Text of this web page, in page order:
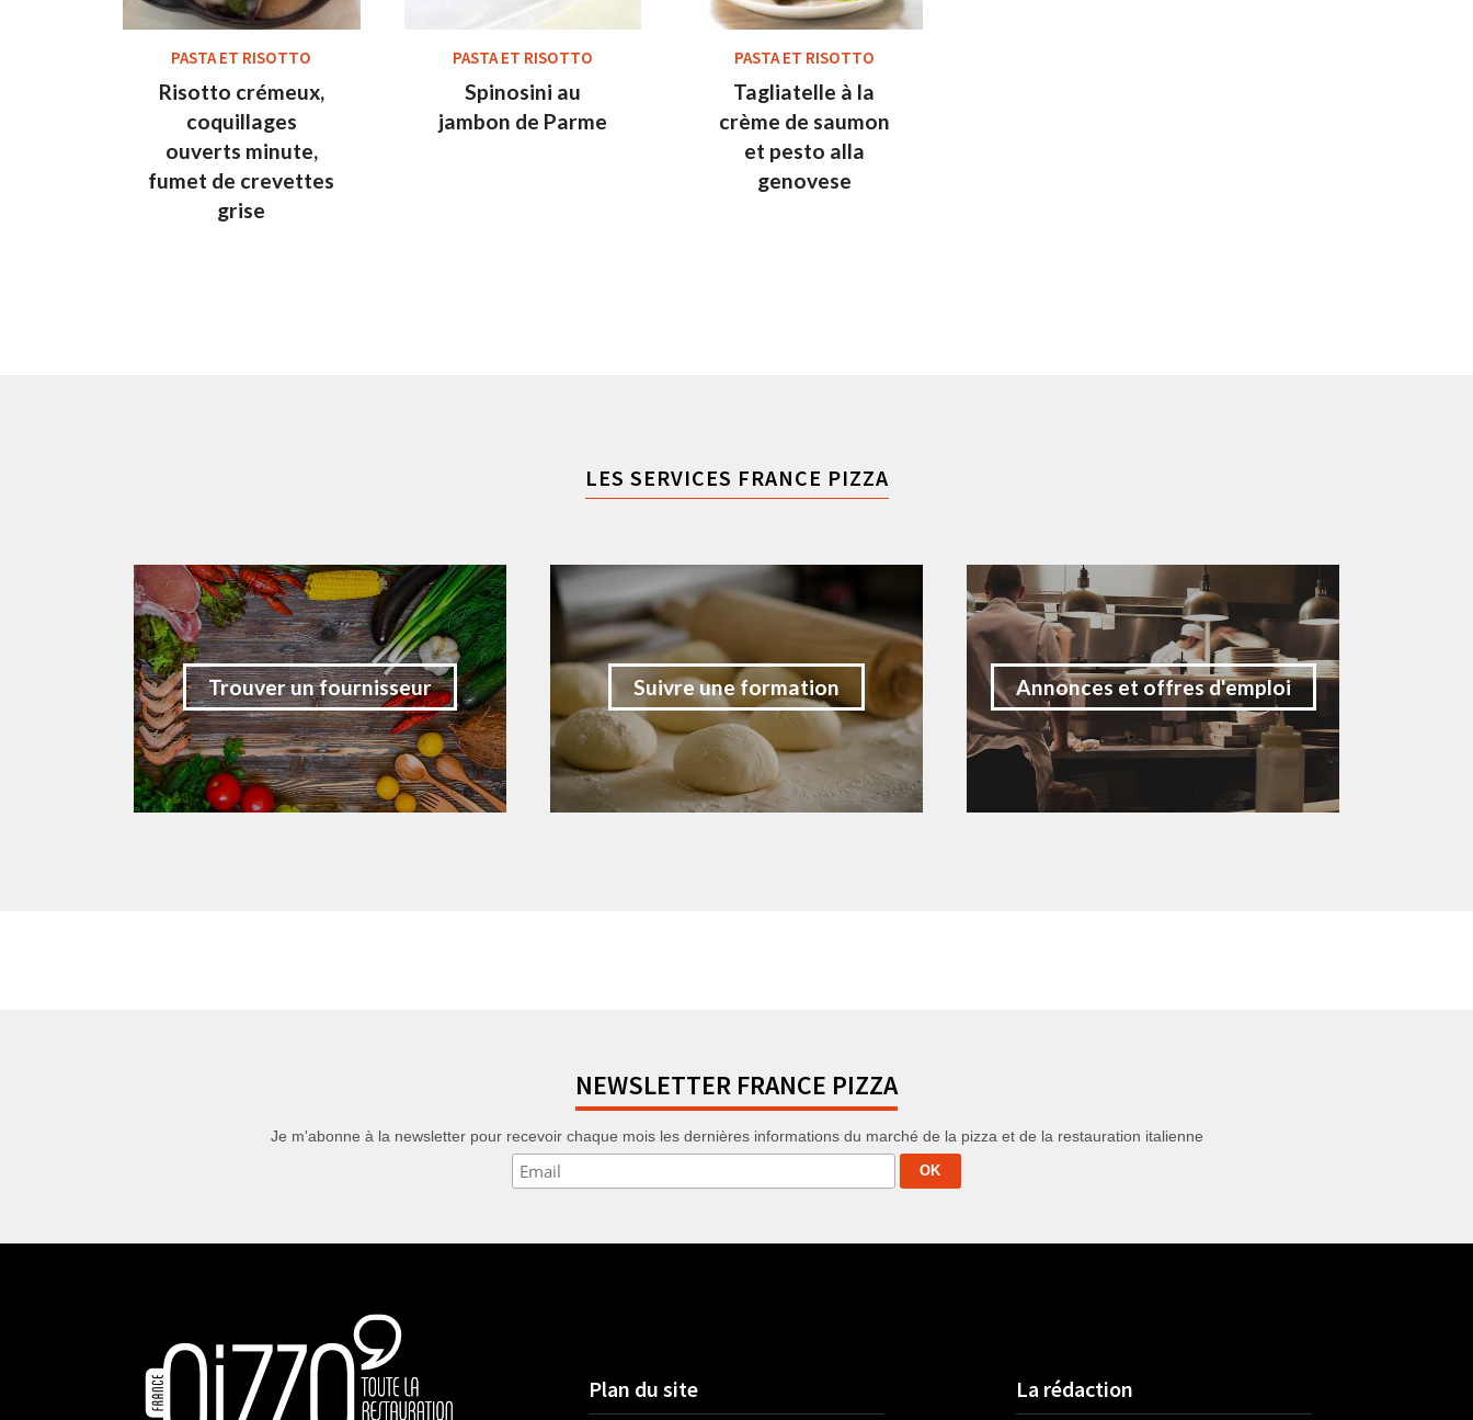
PASTA ET RISOTTO
Risotto crémeux,
coquillages
ouverts minute,
fumet de crevettes
grise
PASTA ET RISOTTO
Spinosini au
jambon de Parme
PASTA ET RISOTTO
Tagliatelle à la
crème de saumon
et pesto alla
genovese
LES SERVICES FRANCE PIZZA
Trouver un fournisseur Suivre une formation Annonces et offres d'emploi
NEWSLETTER FRANCE PIZZA
Je m'abonne à la newsletter pour recevoir chaque mois les dernières informations du marché de la pizza et de la restauration italienne
Plan du site La rédaction